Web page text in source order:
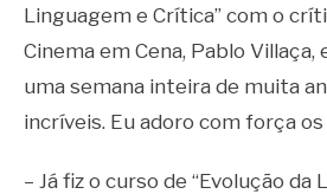
Linguagem e Crítica” com o
Cinema em Cena, Pablo Villaça,
uma semana inteira de muita
incríveis. Eu adoro com força
– Já fiz o curso de “Evolução da